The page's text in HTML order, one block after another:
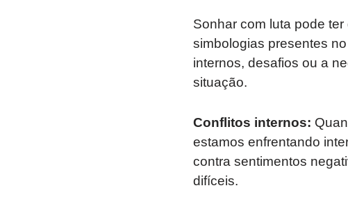
Sonhar com luta pode
simbologias presentes
internos, desafios ou a
situação.
Conflitos internos:
estamos enfrentando
contra sentimentos
difíceis.